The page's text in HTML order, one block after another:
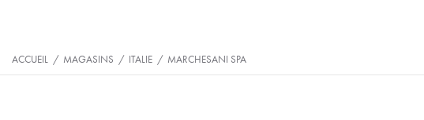
ACCUEIL / MAGASINS / ITALIE / MARCHESANI SPA